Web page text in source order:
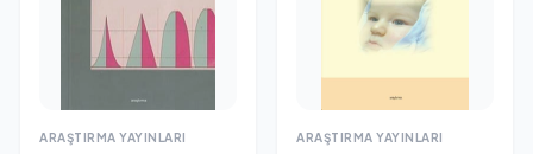
ARAŞTIRMA YAYINLARI ARAŞTIRMA YAYINLARI